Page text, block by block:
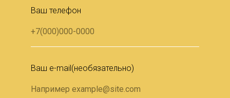
Ваш телефон
Ваш e-mail(необязательно)